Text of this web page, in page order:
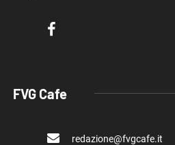
FVG Cafe
redazione@fvgcafe.it